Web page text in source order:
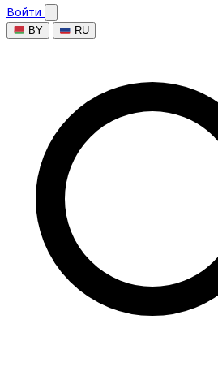
Войти
BY RU